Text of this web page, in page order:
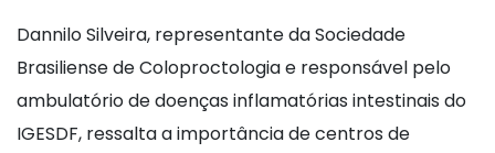
Dannilo Silveira, representante da Sociedade
Brasiliense de Coloproctologia e responsável pelo
ambulatório de doenças inflamatórias intestinais do
IGESDF, ressalta a importância de centros de